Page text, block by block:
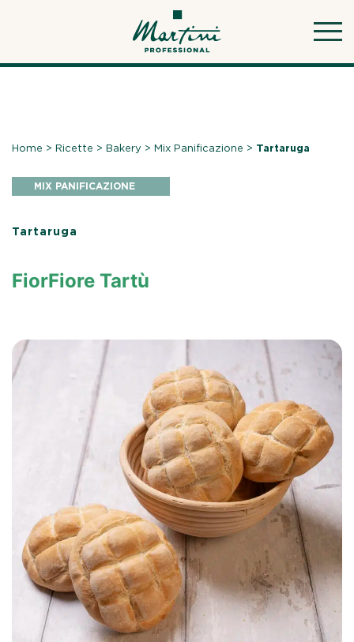
Home >Ricette >Bakery >Mix Panificazione > Tartaruga
MIX PANIFICAZIONE
Tartaruga
FiorFiore Tartù